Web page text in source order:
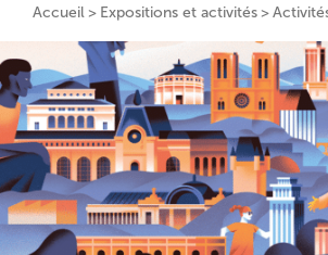
Accueil Expositions et activités